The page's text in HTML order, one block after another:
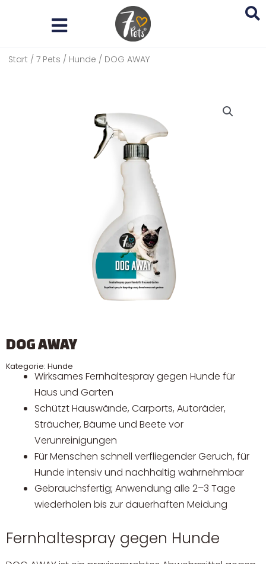
Search
Start / 7 Pets / Hunde / DOG AWAY
DOG AWAY
Kategorie: Hunde
Wirksames Fernhaltespray gegen Hunde für
Haus und Garten
Schützt Hauswände, Carports, Autoräder,
Sträucher, Bäume und Beete vor
Verunreinigungen
Für Menschen schnell verfliegender Geruch, für
Hunde intensiv und nachhaltig wahrnehmbar
Gebrauchsfertig; Anwendung alle 2–3 Tage
wiederholen bis zur dauerhaften Meidung
Fernhaltespray gegen Hunde